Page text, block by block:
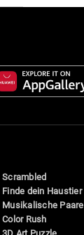
Scrambled
Finde dein Haustier
Musikalische Paare
Color Rush